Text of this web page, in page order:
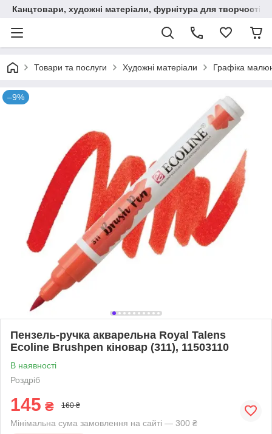
Канцтовари, художні матеріали, фурнітура для творчості
Товари та послуги Художні матеріали Графіка
–9%
Пензель-ручка акварельна Royal Talens
Ecoline Brushpen кіновар (311), 11503110
В наявності
Роздріб
145 ₴ 160 ₴
Мінімальна сума замовлення на сайті — 300 ₴